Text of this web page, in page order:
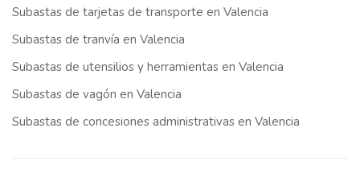
Subastas de tarjetas de transporte en Valencia
Subastas de tranvía en Valencia
Subastas de utensilios y herramientas en Valencia
Subastas de vagón en Valencia
Subastas de concesiones administrativas en Valencia